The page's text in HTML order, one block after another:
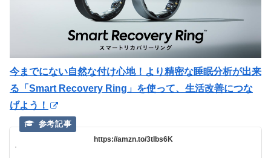
今までにない自然な付け心地！より精密な睡眠分析が出来
る「Smart Recovery Ring」を使って、生活改善につな
げよう！
https://amzn.to/3tIbs6K